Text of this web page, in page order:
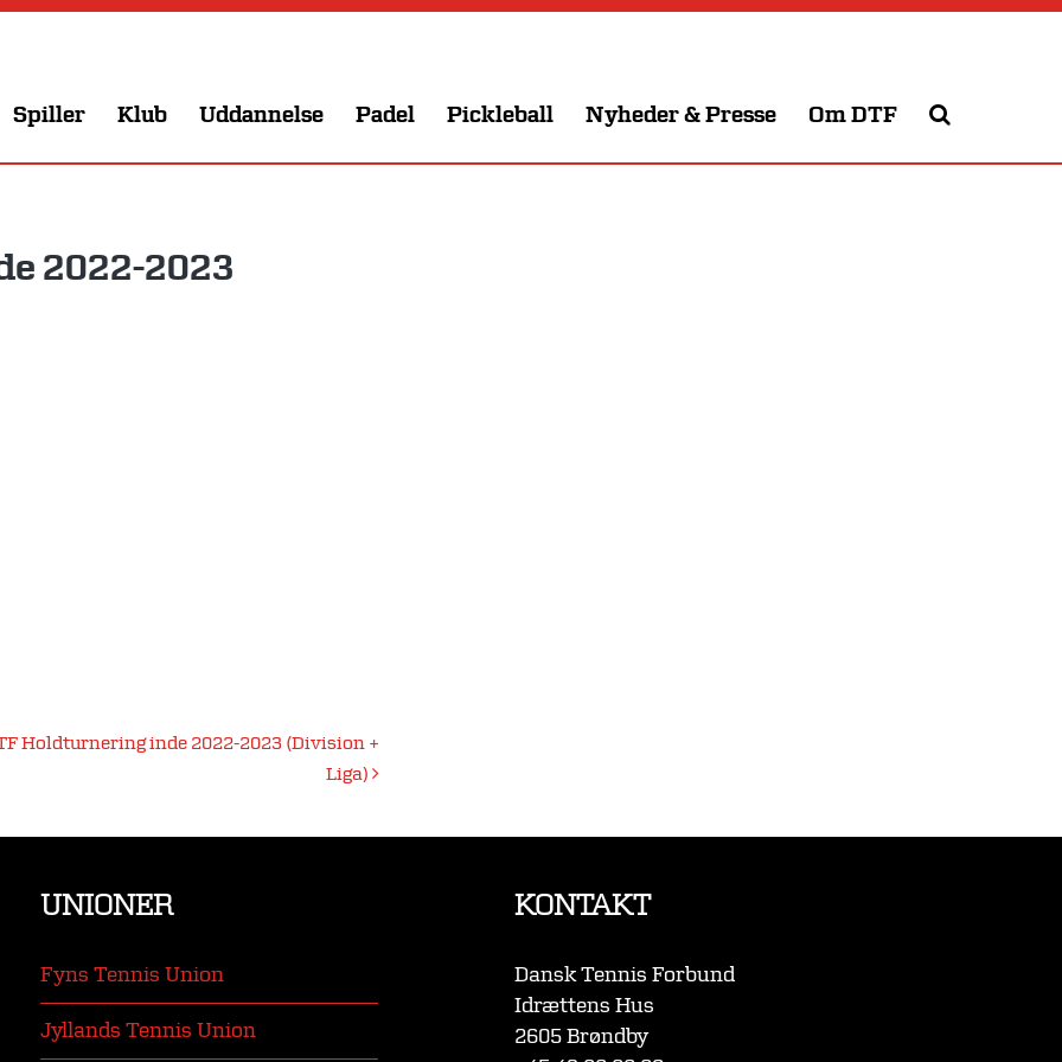
Spiller Klub Uddannelse Padel Pickleball Nyheder & Presse Om DTF
2022-2023
Holdturnering inde 2022-2023 (Division +
Liga)
UNIONER
Fyns Tennis Union
Jyllands Tennis Union
KONTAKT
Dansk Tennis Forbund
Idrættens Hus
2605 Brøndby